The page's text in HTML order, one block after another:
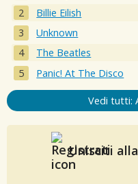
Billie Eilish
Unknown
The Beatles
Panic! At The Disco
Vedi tutti:
Unisciti